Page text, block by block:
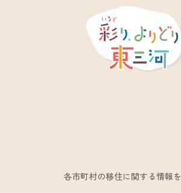
各市町村の移住に関する情報